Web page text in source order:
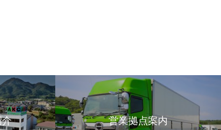
介 営業拠点案内